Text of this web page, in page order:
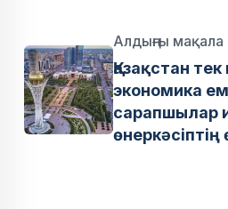
Алдыңғы мақала
Қазақстан
экономика
сарапшылар
өнеркәсіптің